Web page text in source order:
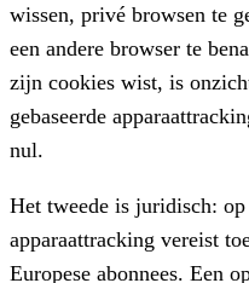
wissen, privé browsen te
een andere browser te
zijn cookies wist, is
gebaseerde
nul.
Het tweede is juridisch: op
apparaattracking vereist
Europese abonnees. Een